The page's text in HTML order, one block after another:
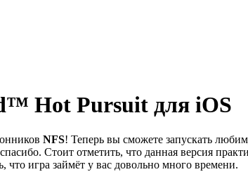
Hot Pursuit для iOS
NFS! Теперь вы сможете запускать
Стоит отметить, что данная версия
что игра займёт у вас довольно много времени.